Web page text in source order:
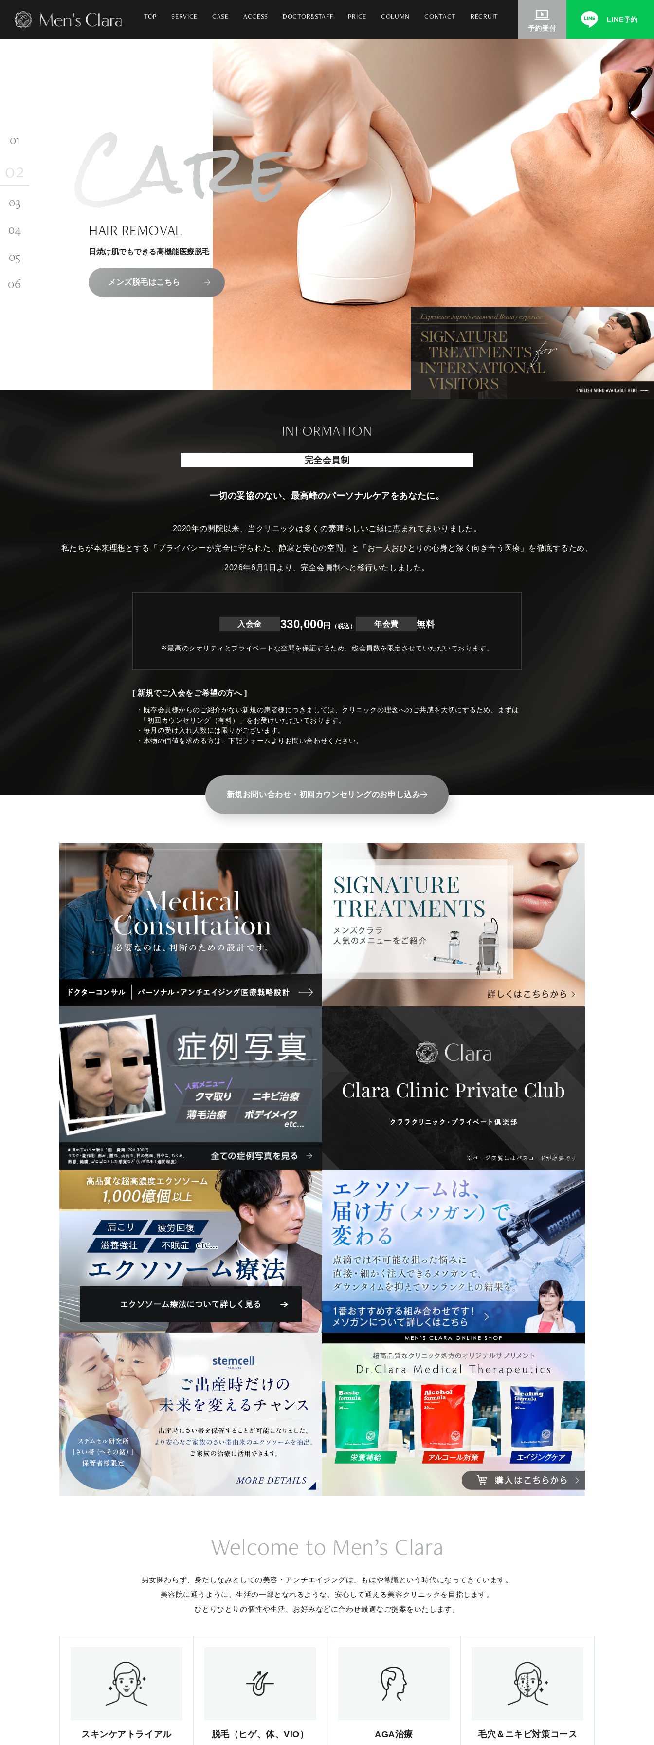
TOP SERVICE CASE ACCESS DOCTOR&STAFF PRICE COLUMN CONTACT RECRUIT
予約受付
LINE予約
SIGNATURE TREATMENTS
リラックスできる落ち着いた空間で
HAIR REMOVAL
日焼け肌でもできる高機能医療脱毛
メンズ脱毛はこちら
SKINCARE-TRIAL
その人に合わせてオーダーメイドで
PHILOSOPHY
“男性”特化の美容
コンセプトはこちら
ナチュラル
内側から若々しく健康な身体へ
NAD+点滴はこちら
INVITATION
メンバーシップを、最高のギフトに。
メンバーシップのご案内
INFORMATION
完全会員制
一切の妥協のない、最高峰のパーソナルケアをあなたに。
2020年の開院以来、当クリニックは多くの素晴らしいご縁に恵まれてまいりました。
私たちが本来理想とする 「プライバシーが完全に守られた、静寂と安心の空間」と 「お一人おひとりの心身と深く向き合う医療」を徹底するため、
2026年6月1日より、完全会員制へと移行いたしました。
入会金 330,000円 （税込） 年会費 無料
※最高のクオリティとプライベートな空間を保証するため、 総会員数を限定させていただいております。
[ 新規でご入会をご希望の方へ ]
・既存会員様からのご紹介がない新規の患者様につきましては、クリニックの理念へのご共感を大切にするため、まずは
「初回カウンセリング（有料）」をお受けいただいております。
・毎月の受け入れ人数には限りがございます。
・本物の価値を求める方は、下記フォームよりお問い合わせください。
新規お問い合わせ・初回カウンセリングのお申し込み
Welcome to Men’s Clara
男女関わらず、身だしなみとしての美容・アンチエイジングは、
もはや常識という時代になってきています。
美容院に通うように、生活の一部となれるような、 安心して通える美容クリニックを目指します。
ひとりひとりの個性や生活、お好みなどに合わせ最適なご提案をいたします。
スキンケアトライアル 脱毛（ヒゲ、体、VIO） AGA治療 毛穴＆ニキビ対策コース